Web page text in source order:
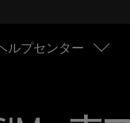
ルプセンター